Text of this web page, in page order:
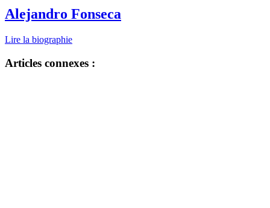
Alejandro Fonseca
Lire la biographie
Articles connexes :